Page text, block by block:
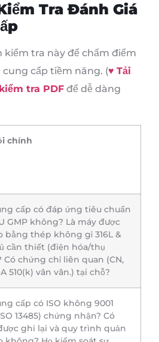
Tra Đánh Giá
kiểm tra này để chấm điểm
cung cấp tiềm năng. (♥️ Tải
tra PDF để dễ dàng
chính
cấp có đáp ứng tiêu chuẩn
GMP không? Là máy được
bằng thép không gỉ 316L &
cần thiết (điện hóa/thụ
Có chứng chỉ liên quan (CN,
510(k) vân vân.) tại chỗ?
cấp có ISO không 9001
13485) chứng nhận? Có
ghi lại và quy trình quản